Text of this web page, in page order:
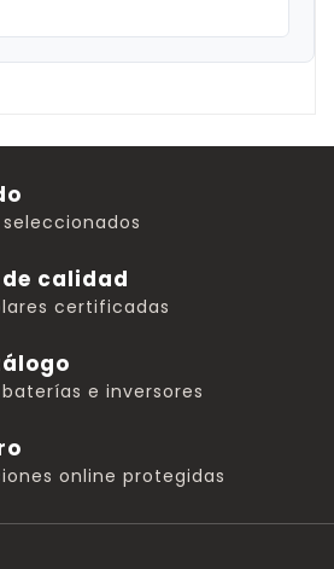
calidad
certificadas
e inversores
online protegidas